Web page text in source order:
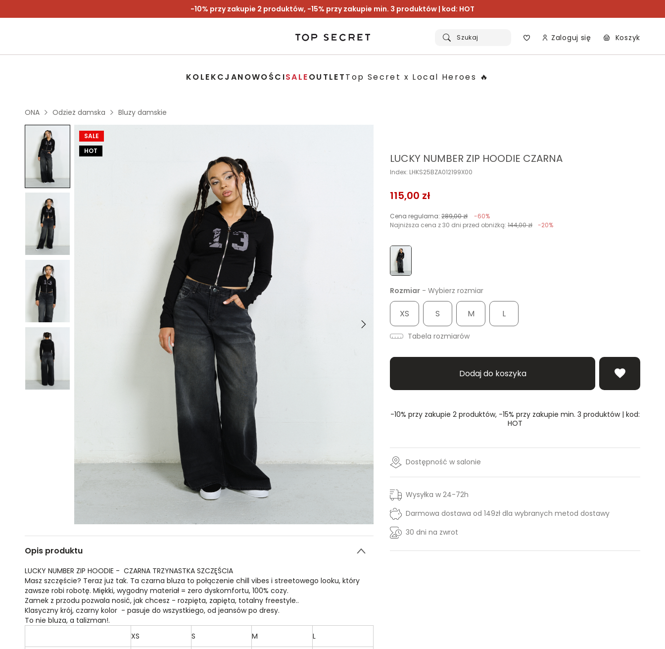
-10% przy zakupie 2 produktów, -15% przy zakupie min. 3 produktów | kod: HOT
Szukaj Zaloguj się Koszyk
KOLEKCJANOWOŚCISALEOUTLETTop Secret x Local Heroes 🔥
ONA Odzież damska Bluzy damskie
SALE
HOT
LUCKY NUMBER ZIP HOODIE CZARNA
Index: LHKS25BZA012199X00
115,00 zł
Cena regularna: 289,00 zł
-60%
Najniższa cena z 30 dni przed obniżką: 144,00 zł -20%
Rozmiar - Wybierz rozmiar
XS S M L
Tabela rozmiarów
Dodaj do koszyka
-10% przy zakupie 2 produktów, -15% przy zakupie min. 3 produktów | kod:
HOT
Dostępność w salonie
Wysyłka w 24-72h
Darmowa dostawa od 149zł dla wybranych metod dostawy
30 dni na zwrot
Opis produktu
LUCKY NUMBER ZIP HOODIE - CZARNA TRZYNASTKA SZCZĘŚCIA
Masz szczęście? Teraz już tak. Ta czarna bluza to połączenie chill vibes i streetowego looku, który
zawsze robi robotę. Miękki, wygodny materiał = zero dyskomfortu, 100% cozy.
Zamek z przodu pozwala nosić, jak chcesz - rozpięta, zapięta, totalny freestyle..
Klasyczny krój, czarny kolor - pasuje do wszystkiego, od jeansów po dresy.
To nie bluza, a talizman!.
XS
S M L